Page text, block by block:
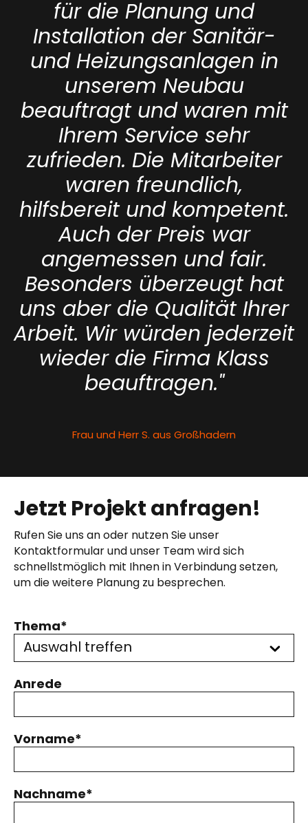
für die Planung und
Installation der Sanitär-
und Heizungsanlagen in
unserem Neubau
beauftragt und waren mit
Ihrem Service sehr
zufrieden. Die Mitarbeiter
waren freundlich,
hilfsbereit und kompetent.
Auch der Preis war
angemessen und fair.
Besonders überzeugt hat
uns aber die Qualität Ihrer
Arbeit. Wir würden jederzeit
wieder die Firma Klass
beauftragen."
Frau und Herr S. aus Großhadern
Jetzt Projekt anfragen!
Rufen Sie uns an oder nutzen Sie unser
Kontaktformular und unser Team wird sich
schnellstmöglich mit Ihnen in Verbindung setzen,
um die weitere Planung zu besprechen.
Thema*
Auswahl treffen
Anrede
Vorname*
Nachname*